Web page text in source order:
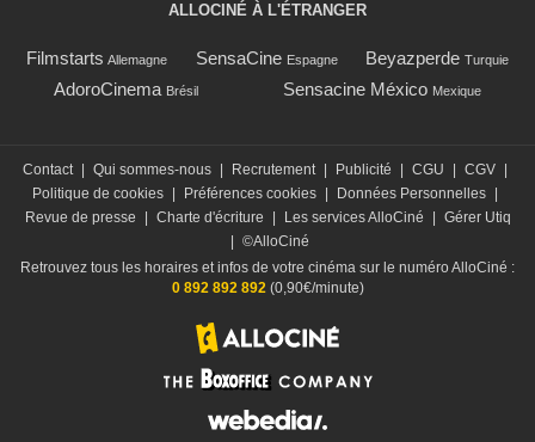
ALLOCINÉ À L'ÉTRANGER
Filmstarts Allemagne SensaCine Espagne Beyazperde Turquie
AdoroCinema Brésil Sensacine México Mexique
Contact Qui sommes-nous Recrutement Publicité CGU CGV
Politique de cookies
Préférences cookies Données Personnelles
Revue de presse
Charte d'écriture Les services AlloCiné
Gérer Utiq
©AlloCiné
Retrouvez tous les horaires et infos de votre cinéma sur le numéro AlloCiné :
0 892 892 892(0,90€/minute)